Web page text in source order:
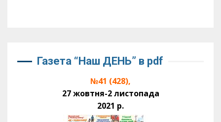
Газета “Наш ДЕНЬ” в pdf
№41 (428),
27 жовтня-2 листопада
2021 р.